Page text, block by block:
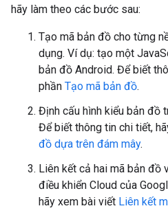
hãy làm theo các bước sau:
Tạo mã bản đồ cho từng
dụng. Ví dụ: tạo một
bản đồ Android. Để biết
phần Tạo mã bản đồ.
Định cấu hình kiểu bản đồ
Để biết thông tin chi tiết,
đồ dựa trên đám mây.
Liên kết cả hai mã bản đồ
điều khiển Cloud của
hãy xem bài viết Liên kết